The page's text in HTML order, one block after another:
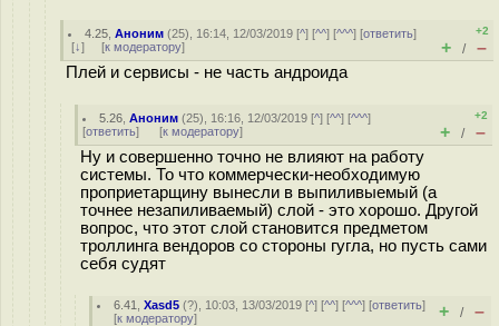
4.25 ,Аноним (25), 16:14, 12/03/2019 [^] [^^] [^^^] [ответить]
[↓] [к модератору]
+2
+ / –
Плей и сервисы - не часть андроида
5.26 ,Аноним (25), 16:16, 12/03/2019 [^] [^^] [^^^]
[ответить] [к модератору]
+2
+ / –
Ну и совершенно точно не влияют на работу
системы. То что коммерчески-необходимую
проприетарщину вынесли в выпиливыемый (а
точнее незапиливаемый) слой - это хорошо. Другой
вопрос, что этот слой становится предметом
троллинга вендоров со стороны гугла, но пусть сами
себя судят
6.41 ,Xasd5 (?), 10:03, 13/03/2019 [^] [^^] [^^^] [ответить]
[к модератору] + / –